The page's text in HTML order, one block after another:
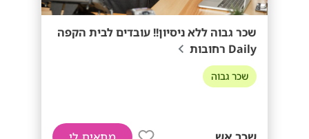
שכר גבוה ללא ניסיון!! עובדים לבית הקפה
Daily רחובות
שכר גבוה